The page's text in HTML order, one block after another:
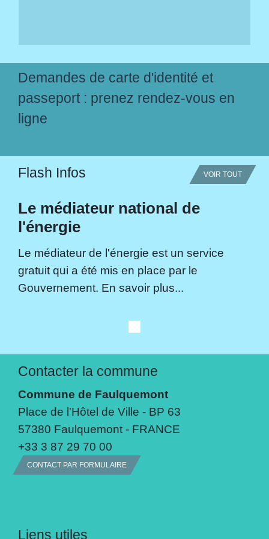
Demandes de carte d'identité et
passeport : prenez rendez-vous en
ligne
Flash Infos VOIR TOUT
Le médiateur national de
l'énergie
Le médiateur de l'énergie est un service
gratuit qui a été mis en place par le
Gouvernement. En savoir plus...
Contacter la commune
Commune de Faulquemont
Place de l'Hôtel de Ville - BP 63
57380 Faulquemont - FRANCE
+33 3 87 29 70 00
CONTACT PAR FORMULAIRE
Liens utiles